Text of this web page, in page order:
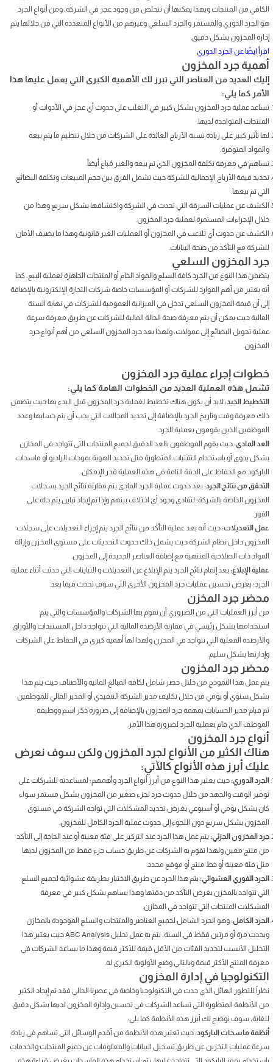
الكافي من المنتجات وبهذا يمكنها أن تتخلص من وجود عجز في الشركة، ومن أنواع الجرد
هو الجرد الدوري والمستمر والجرد السلعي وغيرهم من الأنواع المتعددة التي من خلالها يتم
إدارة المخزون بشكل دقيق.
اقرأ ايضًا عن الجرد الدوري
أهمية جرد المخزون
إليك العديد من العناصر التي تبرز لك الأهمية الكبرى التي يعمل عليها هذا
الأمر كما يلي:
تساعد عملية جرد المخزون بشكل كبير في التغلب على حدوث أي عجز في الأدوات أو
المنتجات المتواجدة لديها.
لها تأثير كبير على زيادة نسبة الأرباح العائدة على الشركات من خلال تنظيم ما يتم بيعه
والمواد المتوفرة.
تساهم في معرفة تكلفة المخزون الذي تم بيعه والغير مُباع أيضاً.
تحديد قيمة الأرباح الإجمالية للشركة حيث تشمل الفرق بين حجم المبيعات وتكلفة البضائع
التي تم بيعها.
الكشف عن عمليات السرقة التي تحدث في الشركة واكتشافها بشكل سريع وهذا من
خلال الإجراءات المستمرة لعملية جرد المخزون.
الكشف عن حدوث أي تلاعب في المخزون أو العمليات الغير قانونية وهذا ما يضيف الأمان
للشركة مع التأكد من صحة البيانات.
جرد المخزون السلعي
يتضمن هذا النوع من الجرد كافة السلع والمواد الخام أو المنتجات الجاهزة لعملية البيع، كما
أنه يعتبر من أهم الموارد للشركات أو المؤسسات خاصة شركات التجارة الإلكترونية بالإضافة
إلى أن قيمة المخزون السلعي تدخل في الميزانية العمومية للشركات في نهاية السنة
المالية حيث يمكن أن يتم معرفة صحة الحالة المالية للشركات عن طريق معرفة سرعة
عملية تحويل البضائع إلى عمولات، ولهذا يعد جرد المخزون السلعي من أهم أنواع جرد
المخزون.
خطوات إجراء عملية جرد المخزون
تشمل هذه العملية العديد من الخطوات الهامة كما يلي:
التخطيط الجيد: لابد أن يكون هناك تخطيط لعملية جرد المخزون قبل البدء بها حيث يتضمن
ذلك معرفة وقت وتاريخ الجرد بالإضافة إلى تحديد المجالات التي يجب أن يتم حسابها وعدد
الموظفين الذين يقومون بعملية الجرد.
العد المادي: حيث يقوم الموظفون بالعد الدقيق لجميع المنتجات التي تتواجد في المخازن
بشكل يدوي أو باستخدام التقنيات المتطورة مثل تحديد الهوية بموجات الراديو أو ماسحات
الباركود مع الحفاظ على الدقة التامة في هذه العملية قدر الإمكان.
التحقق من نتائج الجرد: بعد حدوث عملية الجرد المادي يتم مقارنة نتائج الجرد بسجلات
المخزون الخاصة بالشركة؛ لتفادي وجود أي اختلاف بينهم وإذا تم إيجاد تباين يتم حله على
الفور.
عمل التعديلات: حيث أنه بعد عملية التأكد من نتائج الجرد يتم إجراء التعديلات على سجلات
المخزون داخل نظام الشركة حيث يشمل ذلك حدوث التحديثات على مستوى المخزن وإزالة
المواد ذات الصلاحية المنتهية مع إضافة العناصر الجديدة إلى المخزون.
عملية الإبلاغ: بعد إتمام نتائج الجرد يتم الإبلاغ عن التعديلات و التباينات التي حدثت أثناء عملية
الجرد؛ بغرض تحسين عمليات جرد المخزون الأخرى التي سوف تحدث فيما بعد.
محضر جرد المخزن
من أبرز العمليات التي من الضروري أن تقوم بها الشركات والمؤسسات والتي يتم
استخدامها بشكل رئيسي في مقارنة الأرصدة المالية التي تتواجد داخل المستندات والأوراق
والأرصدة الفعلية التي تتواجد في المخزن ولهذا لها أهمية كبرى في الحفاظ على الشركات
وإدارتها بشكل سليم.
محضر جرد المخزون
يتم عمل هذا النموذج من خلال حصر شامل لكافة المبالغ المالية والأصناف حيث يتم هذا
بشكل سنوي أو يومي من خلال تكليف مدير الشركة التنفيذي أو المدير المالي للموظفين
ثم قيام مدير الحسابات بمهمة جرد المخزون بالإضافة إلى ضرورة ذكر اسم ووظيفة
الموظف الذي قام بعملية الجرد لضرورة هذا الأمر.
أنواع جرد المخزون
هناك الكثير من الأنواع لجرد المخزون ولكن سوف نعرض
عليك أبرز هذه الأنواع كالآتي:
الجرد الدوري: حيث يعتبر هذا النوع من أبرز أنواع الجرد وأهمهم؛ لمساعدته للشركات على
توفير الوقت والجهد من خلال حدوث جرد لجزء صغير من المخزون بشكل مستمر سواء
كان بشكل يومي أو أسبوعي بغرض تحديد المشكلات التي تواجه الشركة في مستوى
المخزون بشكل سريع دون اللجوء إلى حدوث عملية الجرد الكامل للمخزون.
جرد المخزون الجزئي: يتم عمل هذا الجرد عند التركيز على فئة معينة أو عند الحاجة إلى التأكد
من منتج معين ولهذا تقوم به الشركات عن طريق حساب جزء فقط من المخزون لديها
مثل فئة معينة أو خط منتج أو موقع محدد.
الجرد الفوري العشوائي: يتم هذا الجرد عن طريق الاختيار بطريقة عشوائية لجميع السلع
التي تتواجد بالمخزن بغرض التأكد من دقتها وهذا يساهم بشكل كبير في معرفة
المشكلات المنتجات التي تتواجد في المخازن.
الجرد الكامل: وهو الجرد الشامل لجميع العناصر والمنتجات والسلع الموجودة بالمخازن
ويحدث مرة أو مرتين فقط في السنة، يتم به عمل تحليل ABC Analysis حيث يعتبر هذا
التحليل الأنسب لتحديد الفئات من الأقل قيمة للأكثر قيمة وهذا ما يساعد الشركات في
معرفة المنتج الأكثر قيمة وبالتالي وضع الأولوية الكبرى له.
التكنولوجيا في إدارة المخزون
نظراً للتطور الهائل الذي حدث في التكنولوجيا وخاصة في عصرنا الحالي فقد تم إيجاد الكثير
من الأنظمة المتطورة التي تساعد الشركات في تحسين وإدارة المخزون لديها بشكل دقيق
للغاية، سوف نوضح لك أبرز هذه الأنظمة كما يلي:
أنظمة ماسحات الباركود: حيث تعتبر هذه الأنظمة من أقدم الوسائل التي تساهم في زيادة
سرعة عمليات التخزين عن طريق تسجيل البيانات والمعلومات عن جميع المنتجات والخدمات